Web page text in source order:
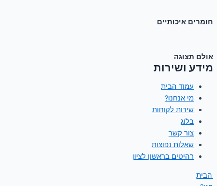
חומרים איכותיים
אולם תצוגה
מידע ושירות
עמוד הבית
מי אנחנו?
שירות לקוחות
בלוג
צור קשר
שאלות נפוצות
רהיטים בראשון לציון
הבית